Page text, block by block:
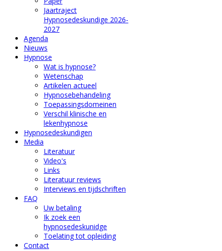
Jaartraject
Hypnosedeskundige 2026-
2027
Agenda
Nieuws
Hypnose
Wat is hypnose?
Wetenschap
Artikelen actueel
Hypnosebehandeling
Toepassingsdomeinen
Verschil klinische en
lekenhypnose
Hypnosedeskundigen
Media
Literatuur
Video's
Links
Literatuur reviews
Interviews en tijdschriften
FAQ
Uw betaling
Ik zoek een
hypnosedeskunidge
Toelating tot opleiding
Contact